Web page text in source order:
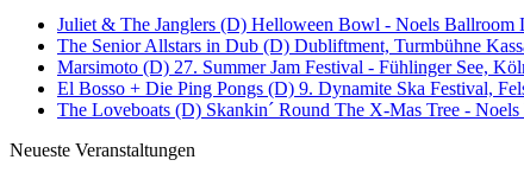
Juliet & The Janglers (D) Helloween Bowl - Noels
The Senior Allstars in Dub (D) Dubliftment, Turmbühne
Marsimoto (D) 27. Summer Jam Festival - Fühlinger See,
El Bosso + Die Ping Pongs (D) 9. Dynamite Ska Festival,
The Loveboats (D) Skankin´ Round The X-Mas Tree -
Neueste Veranstaltungen